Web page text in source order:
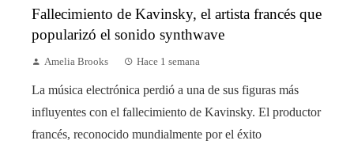
Fallecimiento de Kavinsky, el artista francés que
popularizó el sonido synthwave
Amelia Brooks Hace 1 semana
La música electrónica perdió a una de sus figuras más
influyentes con el fallecimiento de Kavinsky. El productor
francés, reconocido mundialmente por el éxito